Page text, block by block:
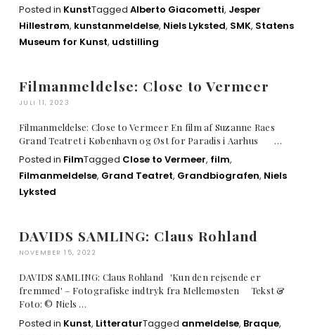
Posted in KunstTagged Alberto Giacometti, Jesper
Hillestrøm, kunstanmeldelse, Niels Lyksted, SMK, Statens
Museum for Kunst, udstilling
Filmanmeldelse: Close to Vermeer
JULI 11, 2023
Filmanmeldelse: Close to Vermeer En film af Suzanne Raes
Grand Teatret i København og Øst for Paradis i Aarhus …
Posted in FilmTagged Close to Vermeer, film,
Filmanmeldelse, Grand Teatret, Grandbiografen, Niels
Lyksted
DAVIDS SAMLING: Claus Rohland
NOVEMBER 15, 2022
DAVIDS SAMLING: Claus Rohland 'Kun den rejsende er
fremmed' – Fotografiske indtryk fra Mellemøsten Tekst &
Foto: © Niels …
Posted in Kunst, LitteraturTagged anmeldelse, Braque,